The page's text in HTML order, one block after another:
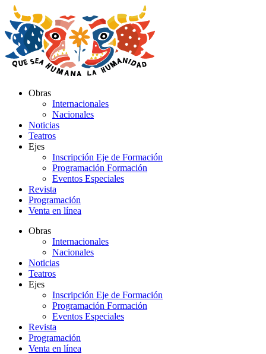
al
contenido
Obras
Internacionales
Nacionales
Noticias
Teatros
Ejes
Inscripción Eje de Formación
Programación Formación
Eventos Especiales
Revista
Programación
Venta en línea
Obras
Internacionales
Nacionales
Noticias
Teatros
Ejes
Inscripción Eje de Formación
Programación Formación
Eventos Especiales
Revista
Programación
Venta en línea